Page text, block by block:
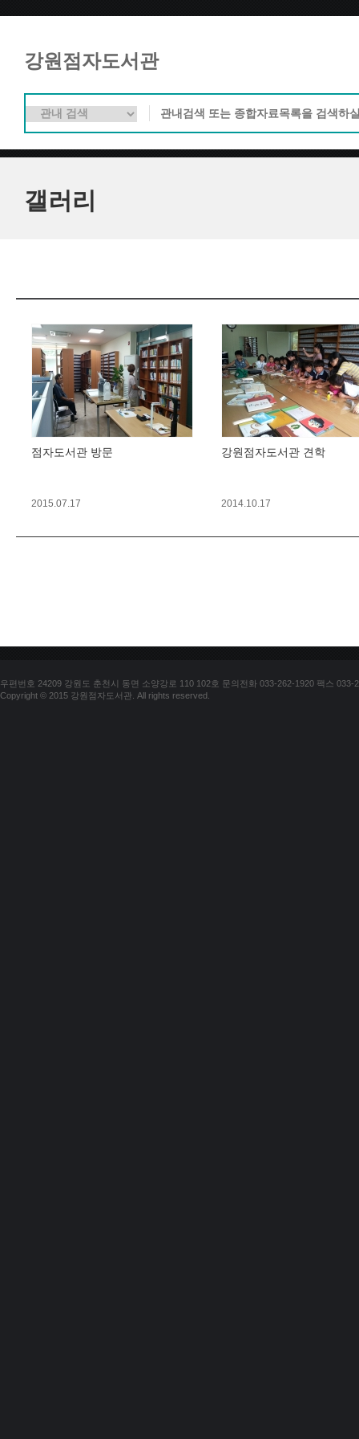
강원점자도서관
갤러리
점자도서관 방문
2015.07.17
강원점자도서관 견학
2014.10.17
우편번호 24209 강원도 춘천시 동면 소양강로 110 102호 문의전화 033-262-1920 팩스 033-
Copyright © 2015 강원점자도서관. All rights reserved.